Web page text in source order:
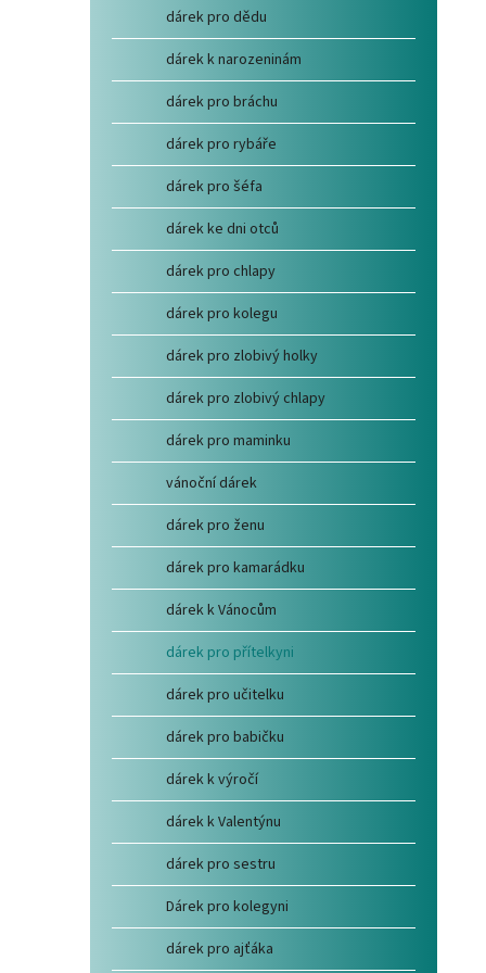
dárek pro dědu
dárek k narozeninám
dárek pro bráchu
dárek pro rybáře
dárek pro šéfa
dárek ke dni otců
dárek pro chlapy
dárek pro kolegu
dárek pro zlobivý holky
dárek pro zlobivý chlapy
dárek pro maminku
vánoční dárek
dárek pro ženu
dárek pro kamarádku
dárek k Vánocům
dárek pro přítelkyni
dárek pro učitelku
dárek pro babičku
dárek k výročí
dárek k Valentýnu
dárek pro sestru
Dárek pro kolegyni
dárek pro ajťáka